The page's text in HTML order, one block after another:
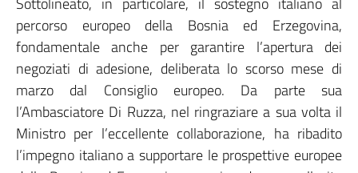
percorso europeo della Bosnia ed Erzegovina,
fondamentale anche per garantire l’apertura dei
negoziati di adesione, deliberata lo scorso mese di
marzo dal Consiglio europeo. Da parte sua
l’Ambasciatore Di Ruzza, nel ringraziare a sua volta il
Ministro per l’eccellente collaborazione, ha ribadito
l’impegno italiano a supportare le prospettive europee